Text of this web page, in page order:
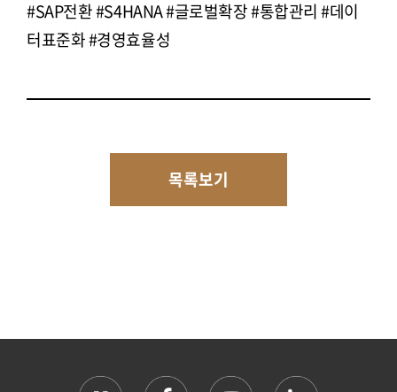
#SAP전환 #S4HANA #글로벌확장 #통합관리 #데이
터표준화 #경영효율성
목록보기